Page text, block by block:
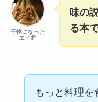
干物になった
エイ君
味の
る本
もっと料理を